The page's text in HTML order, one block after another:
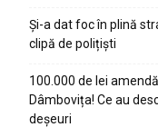
Și-a dat foc în plină
clipă de polițiști
100.000 de lei
Dâmbovița! Ce au
deșeuri